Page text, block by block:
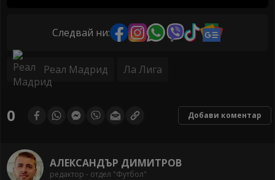
Следвай ни:
Реал Мадрид Ла Лига
0 Добави коментар
АЛЕКСАНДЪР ДИМИТРОВ
редактор - отдел "Футбол"